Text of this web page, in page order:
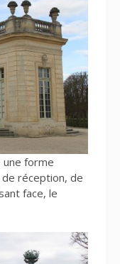
une forme
réception, de
face, le